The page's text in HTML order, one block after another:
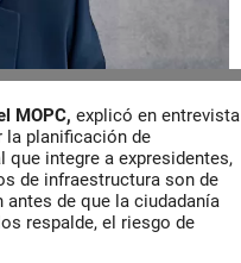
MOPC, explicó en entrevista
la planificación de
integre a expresidentes,
de infraestructura son de
de que la ciudadanía
respalde, el riesgo de